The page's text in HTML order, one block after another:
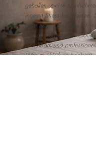
geholfen, meine
inneren Stress loszulassen.
paar Sitzungen fühlte ich
und ausgeglichener.
einfühlsam und
Weg zur Heilung begleitet,